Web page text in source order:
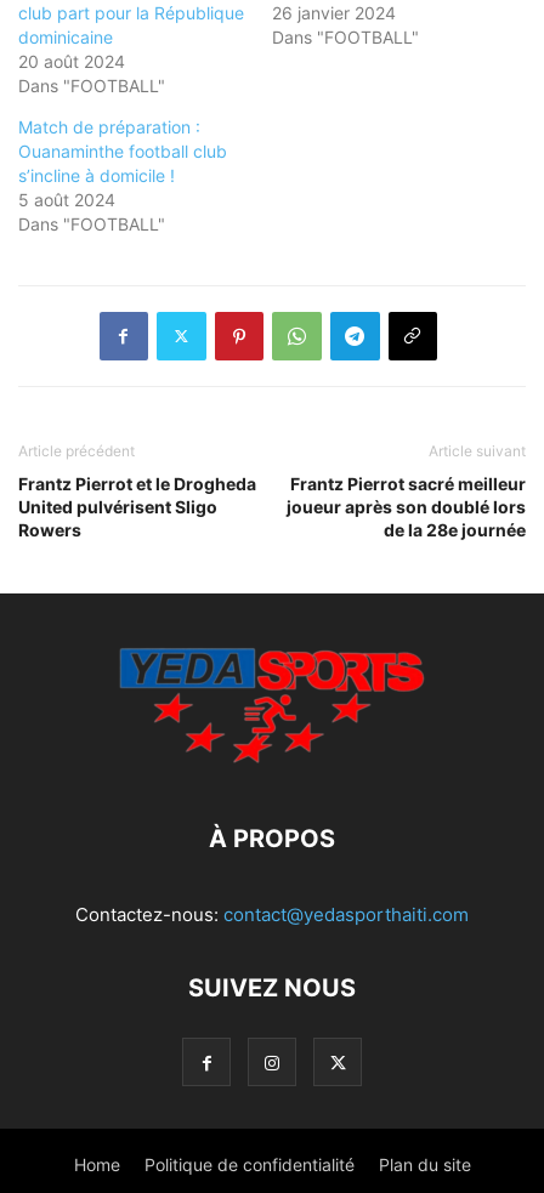
club part pour la République
dominicaine
20 août 2024
Dans "FOOTBALL"
26 janvier 2024
Dans "FOOTBALL"
Match de préparation :
Ouanaminthe football club
s’incline à domicile !
5 août 2024
Dans "FOOTBALL"
Article précédent
Frantz Pierrot et le Drogheda
United pulvérisent Sligo
Rowers
Article suivant
Frantz Pierrot sacré meilleur
joueur après son doublé lors
de la 28e journée
À PROPOS
Contactez-nous: contact@yedasporthaiti.com
SUIVEZ NOUS
Home Politique de confidentialité Plan du site